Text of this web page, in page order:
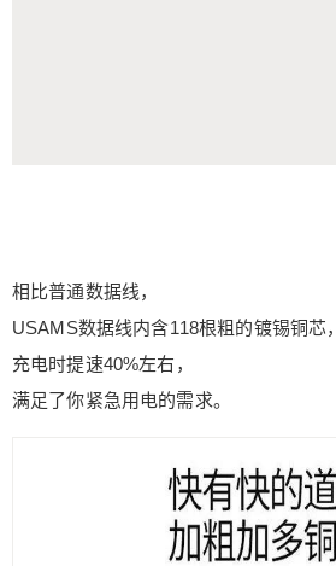
相比普通数据线，
USAMS数据线内含118根粗的镀锡铜芯，
充电时提速40%左右，
满足了你紧急用电的需求。